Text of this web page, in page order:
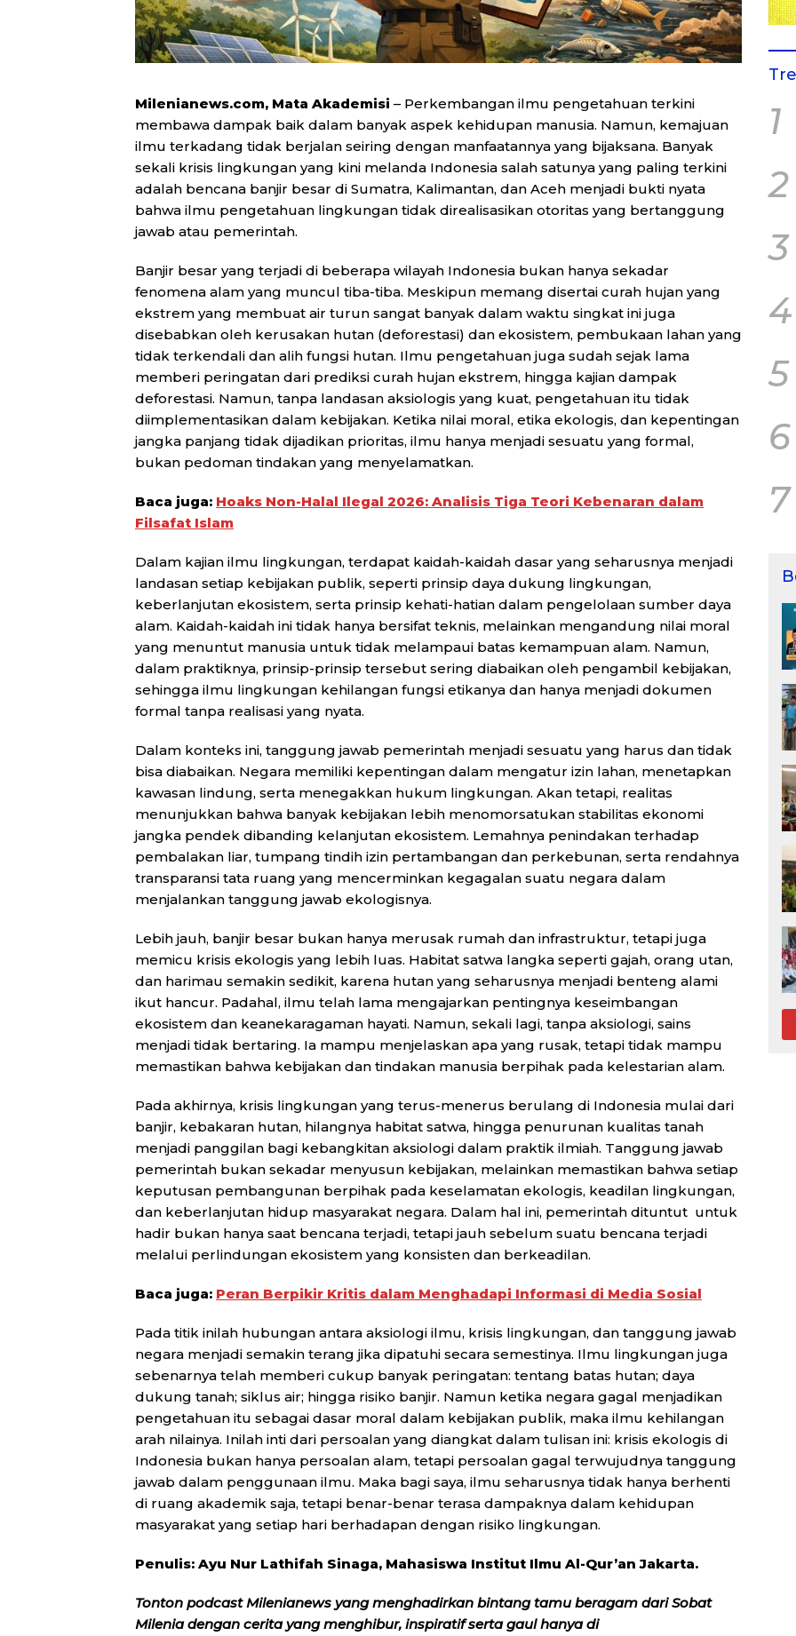
Milenianews.com, Mata Akademisi – Perkembangan ilmu pengetahuan terkini
membawa dampak baik dalam banyak aspek kehidupan manusia. Namun, kemajuan
ilmu terkadang tidak berjalan seiring dengan manfaatannya yang bijaksana. Banyak
sekali krisis lingkungan yang kini melanda Indonesia salah satunya yang paling terkini
adalah bencana banjir besar di Sumatra, Kalimantan, dan Aceh menjadi bukti nyata
bahwa ilmu pengetahuan lingkungan tidak direalisasikan otoritas yang bertanggung
jawab atau pemerintah.
Banjir besar yang terjadi di beberapa wilayah Indonesia bukan hanya sekadar
fenomena alam yang muncul tiba-tiba. Meskipun memang disertai curah hujan yang
ekstrem yang membuat air turun sangat banyak dalam waktu singkat ini juga
disebabkan oleh kerusakan hutan (deforestasi) dan ekosistem, pembukaan lahan yang
tidak terkendali dan alih fungsi hutan. Ilmu pengetahuan juga sudah sejak lama
memberi peringatan dari prediksi curah hujan ekstrem, hingga kajian dampak
deforestasi. Namun, tanpa landasan aksiologis yang kuat, pengetahuan itu tidak
diimplementasikan dalam kebijakan. Ketika nilai moral, etika ekologis, dan kepentingan
jangka panjang tidak dijadikan prioritas, ilmu hanya menjadi sesuatu yang formal,
bukan pedoman tindakan yang menyelamatkan.
Baca juga: Hoaks Non-Halal Ilegal 2026: Analisis Tiga Teori Kebenaran dalam
Filsafat Islam
Dalam kajian ilmu lingkungan, terdapat kaidah-kaidah dasar yang seharusnya menjadi
landasan setiap kebijakan publik, seperti prinsip daya dukung lingkungan,
keberlanjutan ekosistem, serta prinsip kehati-hatian dalam pengelolaan sumber daya
alam. Kaidah-kaidah ini tidak hanya bersifat teknis, melainkan mengandung nilai moral
yang menuntut manusia untuk tidak melampaui batas kemampuan alam. Namun,
dalam praktiknya, prinsip-prinsip tersebut sering diabaikan oleh pengambil kebijakan,
sehingga ilmu lingkungan kehilangan fungsi etikanya dan hanya menjadi dokumen
formal tanpa realisasi yang nyata.
Dalam konteks ini, tanggung jawab pemerintah menjadi sesuatu yang harus dan tidak
bisa diabaikan. Negara memiliki kepentingan dalam mengatur izin lahan, menetapkan
kawasan lindung, serta menegakkan hukum lingkungan. Akan tetapi, realitas
menunjukkan bahwa banyak kebijakan lebih menomorsatukan stabilitas ekonomi
jangka pendek dibanding kelanjutan ekosistem. Lemahnya penindakan terhadap
pembalakan liar, tumpang tindih izin pertambangan dan perkebunan, serta rendahnya
transparansi tata ruang yang mencerminkan kegagalan suatu negara dalam
menjalankan tanggung jawab ekologisnya.
Lebih jauh, banjir besar bukan hanya merusak rumah dan infrastruktur, tetapi juga
memicu krisis ekologis yang lebih luas. Habitat satwa langka seperti gajah, orang utan,
dan harimau semakin sedikit, karena hutan yang seharusnya menjadi benteng alami
ikut hancur. Padahal, ilmu telah lama mengajarkan pentingnya keseimbangan
ekosistem dan keanekaragaman hayati. Namun, sekali lagi, tanpa aksiologi, sains
menjadi tidak bertaring. Ia mampu menjelaskan apa yang rusak, tetapi tidak mampu
memastikan bahwa kebijakan dan tindakan manusia berpihak pada kelestarian alam.
Pada akhirnya, krisis lingkungan yang terus-menerus berulang di Indonesia mulai dari
banjir, kebakaran hutan, hilangnya habitat satwa, hingga penurunan kualitas tanah
menjadi panggilan bagi kebangkitan aksiologi dalam praktik ilmiah. Tanggung jawab
pemerintah bukan sekadar menyusun kebijakan, melainkan memastikan bahwa setiap
keputusan pembangunan berpihak pada keselamatan ekologis, keadilan lingkungan,
dan keberlanjutan hidup masyarakat negara. Dalam hal ini, pemerintah dituntut untuk
hadir bukan hanya saat bencana terjadi, tetapi jauh sebelum suatu bencana terjadi
melalui perlindungan ekosistem yang konsisten dan berkeadilan.
Baca juga: Peran Berpikir Kritis dalam Menghadapi Informasi di Media Sosial
Pada titik inilah hubungan antara aksiologi ilmu, krisis lingkungan, dan tanggung jawab
negara menjadi semakin terang jika dipatuhi secara semestinya. Ilmu lingkungan juga
sebenarnya telah memberi cukup banyak peringatan: tentang batas hutan; daya
dukung tanah; siklus air; hingga risiko banjir. Namun ketika negara gagal menjadikan
pengetahuan itu sebagai dasar moral dalam kebijakan publik, maka ilmu kehilangan
arah nilainya. Inilah inti dari persoalan yang diangkat dalam tulisan ini: krisis ekologis di
Indonesia bukan hanya persoalan alam, tetapi persoalan gagal terwujudnya tanggung
jawab dalam penggunaan ilmu. Maka bagi saya, ilmu seharusnya tidak hanya berhenti
di ruang akademik saja, tetapi benar-benar terasa dampaknya dalam kehidupan
masyarakat yang setiap hari berhadapan dengan risiko lingkungan.
Penulis: Ayu Nur Lathifah Sinaga, Mahasiswa Institut Ilmu Al-Qur’an Jakarta.
Tonton podcast Milenianews yang menghadirkan bintang tamu beragam dari Sobat
Milenia dengan cerita yang menghibur, inspiratif serta gaul hanya di
1
2
3
4
5
6
7